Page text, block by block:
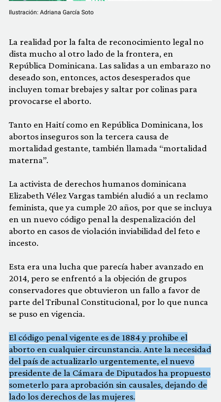
Ilustración: Adriana García Soto
La realidad por la falta de reconocimiento legal no
dista mucho al otro lado de la frontera, en
República Dominicana. Las salidas a un embarazo no
deseado son, entonces, actos desesperados que
incluyen tomar brebajes y saltar por colinas para
provocarse el aborto.
Tanto en Haití como en República Dominicana, los
abortos inseguros son la tercera causa de
mortalidad gestante, también llamada “mortalidad
materna”.
La activista de derechos humanos dominicana
Elizabeth Vélez Vargas también aludió a un reclamo
feminista, que ya cumple 20 años, por que se incluya
en un nuevo código penal la despenalización del
aborto en casos de violación inviabilidad del feto e
incesto.
Esta era una lucha que parecía haber avanzado en
2014, pero se enfrentó a la objeción de grupos
conservadores que obtuvieron un fallo a favor de
parte del Tribunal Constitucional, por lo que nunca
se puso en vigencia.
El código penal vigente es de 1884 y prohibe el
aborto en cualquier circunstancia. Ante la necesidad
del país de actualizarlo urgentemente, el nuevo
presidente de la Cámara de Diputados ha propuesto
someterlo para aprobación sin causales, dejando de
lado los derechos de las mujeres.